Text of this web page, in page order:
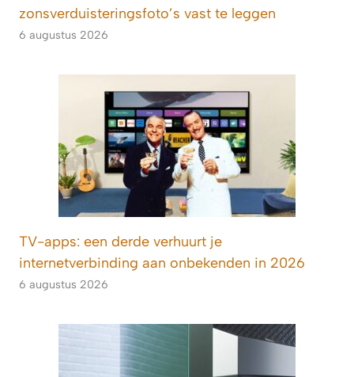
zonsverduisteringsfoto’s vast te leggen
6 augustus 2026
TV-apps: een derde verhuurt je
internetverbinding aan onbekenden in 2026
6 augustus 2026